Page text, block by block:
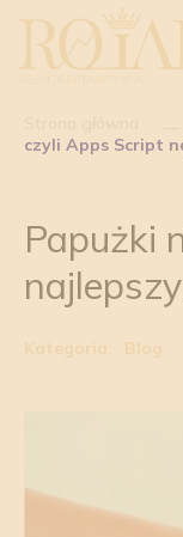
czyli Apps Script
Papużki
Kategoria: Blog